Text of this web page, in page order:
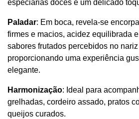
especiarias doces e um delicado
Paladar: Em boca, revela-se
firmes e macios, acidez equilibrada
sabores frutados percebidos no
proporcionando uma experiência
elegante.
Harmonização: Ideal para
grelhadas, cordeiro assado, pratos
queijos curados.